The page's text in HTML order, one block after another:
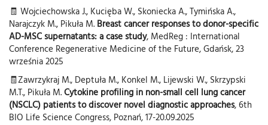
🧾 Wojciechowska J., Kucięba W., Skoniecka A., Tymińska A.,
Narajczyk M., Pikuła M. Breast cancer responses to donor-specific
AD-MSC supernatants: a case study, MedReg : International
Conference Regenerative Medicine of the Future, Gdańsk, 23
września 2025
🧾Zawrzykraj M., Deptuła M., Konkel M., Lijewski W., Skrzypski
M.T., Pikuła M.Cytokine profiling in non-small cell lung cancer
(NSCLC) patients to discover novel diagnostic approaches, 6th
BIO Life Science Congress, Poznań, 17-20.09.2025